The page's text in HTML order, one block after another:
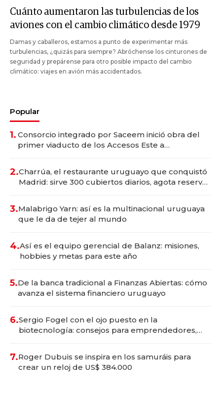
Cuánto aumentaron las turbulencias de los
aviones con el cambio climático desde 1979
Damas y caballeros, estamos a punto de experimentar más
turbulencias, ¿quizás para siempre? Abróchense los cinturones de
seguridad y prepárense para otro posible impacto del cambio
climático: viajes en avión más accidentados.
Popular
1. Consorcio integrado por Saceem inició obra del
primer viaducto de los Accesos Este a
2.Charrúa, el restaurante uruguayo que conquistó
Madrid: sirve 300 cubiertos diarios, agota reservas
3.Malabrigo Yarn: así es la multinacional uruguaya
que le da de tejer al mundo
4.Así es el equipo gerencial de Balanz: misiones,
hobbies y metas para este año
5.De la banca tradicional a Finanzas Abiertas: cómo
avanza el sistema financiero uruguayo
6.Sergio Fogel con el ojo puesto en la
biotecnología: consejos para emprendedores,
7.Roger Dubuis se inspira en los samuráis para
crear un reloj de US$ 384.000